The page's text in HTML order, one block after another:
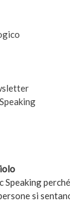
Speaking
si